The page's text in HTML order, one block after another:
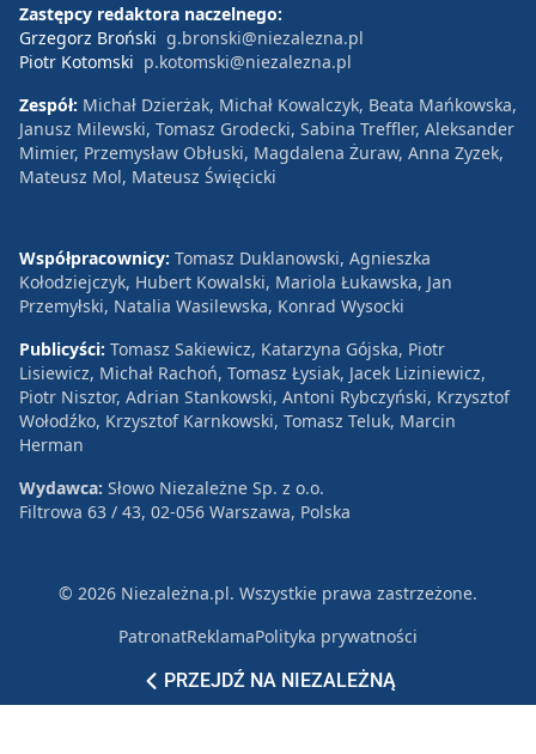
PRZEJDŹ NA NIEZALEŻNĄ
Zastępcy redaktora naczelnego:
Grzegorz Broński g.bronski@niezalezna.pl
Piotr Kotomski p.kotomski@niezalezna.pl
Zespół: Michał Dzierżak, Michał Kowalczyk, Beata Mańkowska,
Janusz Milewski, Tomasz Grodecki, Sabina Treffler, Aleksander
Mimier, Przemysław Obłuski, Magdalena Żuraw, Anna Zyzek,
Mateusz Mol, Mateusz Święcicki
Współpracownicy: Tomasz Duklanowski, Agnieszka
Kołodziejczyk, Hubert Kowalski, Mariola Łukawska, Jan
Przemyłski, Natalia Wasilewska, Konrad Wysocki
Publicyści: Tomasz Sakiewicz, Katarzyna Gójska, Piotr
Lisiewicz, Michał Rachoń, Tomasz Łysiak, Jacek Liziniewicz,
Piotr Nisztor, Adrian Stankowski, Antoni Rybczyński, Krzysztof
Wołodźko, Krzysztof Karnkowski, Tomasz Teluk, Marcin
Herman
Wydawca: Słowo Niezależne Sp. z o.o.
Filtrowa 63 / 43, 02-056 Warszawa, Polska
© 2026 Niezależna.pl. Wszystkie prawa zastrzeżone.
PatronatReklamaPolityka prywatności